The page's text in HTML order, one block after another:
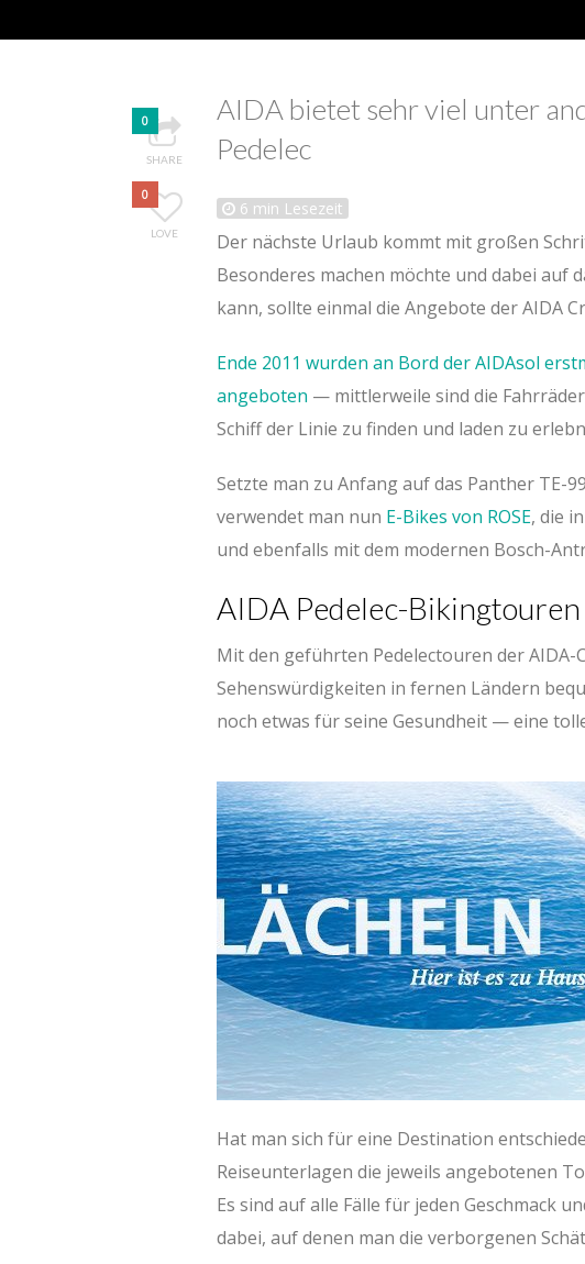
0
SHARE
0
LOVE
AIDA bietet sehr viel unter
Pedelec
6 min Lesezeit
Der nächste Urlaub kommt mit großen
Besonderes machen möchte und dabei auf
kann, sollte einmal die Angebote der AIDA
Ende 2011 wurden an Bord der AIDAsol
angeboten — mittlerweile sind die
Schiff der Linie zu finden und laden zu
Setzte man zu Anfang auf das Panther TE-
verwendet man nun E-Bikes von ROSE, die
und ebenfalls mit dem modernen Bosch-
AIDA Pedelec-
Mit den geführten Pedelectouren der
Sehenswürdigkeiten in fernen Ländern
noch etwas für seine Gesundheit — eine
Hat man sich für eine Destination
Reiseunterlagen die jeweils angebotenen
Es sind auf alle Fälle für jeden Geschmack
dabei, auf denen man die verborgenen